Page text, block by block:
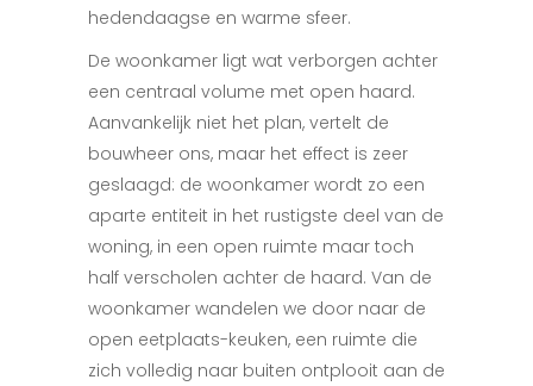
hedendaagse en warme sfeer.
De woonkamer ligt wat verborgen achter
een centraal volume met open haard.
Aanvankelijk niet het plan, vertelt de
bouwheer ons, maar het effect is zeer
geslaagd: de woonkamer wordt zo een
aparte entiteit in het rustigste deel van de
woning, in een open ruimte maar toch
half verscholen achter de haard. Van de
woonkamer wandelen we door naar de
open eetplaats-keuken, een ruimte die
zich volledig naar buiten ontplooit aan de